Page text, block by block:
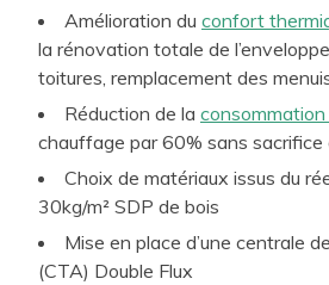
Sobriété et efficacité
Smartbuilding et connectivité, vs
de moyens
Conception rationnelle et
pour une exploitation pérenne et
Démarche de suivi de la
(Commissionnement,
Energétique…)
Amélioration du confort
la rénovation totale de
toitures, remplacement des
Réduction de la
chauffage par 60% sans
Choix de matériaux issus du
30kg/m² SDP de bois
Mise en place d’une centrale
(CTA) Double Flux